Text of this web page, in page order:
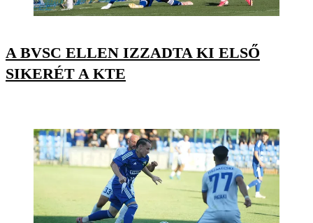
A BVSC ELLEN IZZADTA KI ELSŐ
SIKERÉT A KTE